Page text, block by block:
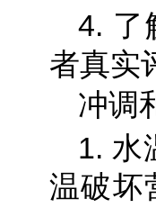
4. 了
者真实
冲调
1. 水
温破坏